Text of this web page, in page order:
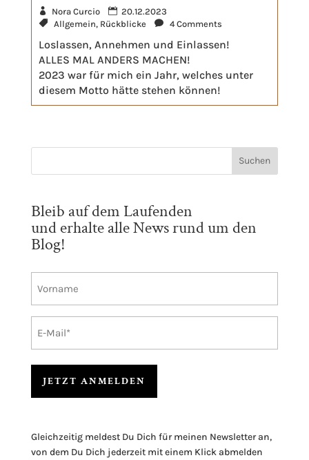
Nora Curcio
20.12.2023
Allgemein, Rückblicke 4 Comments
Loslassen, Annehmen und Einlassen!
ALLES MAL ANDERS MACHEN!
2023 war für mich ein Jahr, welches unter
diesem Motto hätte stehen können!
Bleib auf dem Laufenden
und erhalte alle News rund um den
Blog!
Mail
l
t
Gleichzeitig meldest Du Dich für meinen Newsletter an,
von dem Du Dich jederzeit mit einem Klick abmelden